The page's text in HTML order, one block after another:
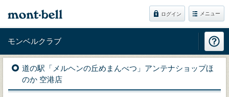
ログイン メニュー
モンベルクラブ
道の駅「メルヘンの丘めまんべつ」アンテナショップほ
のか 空港店